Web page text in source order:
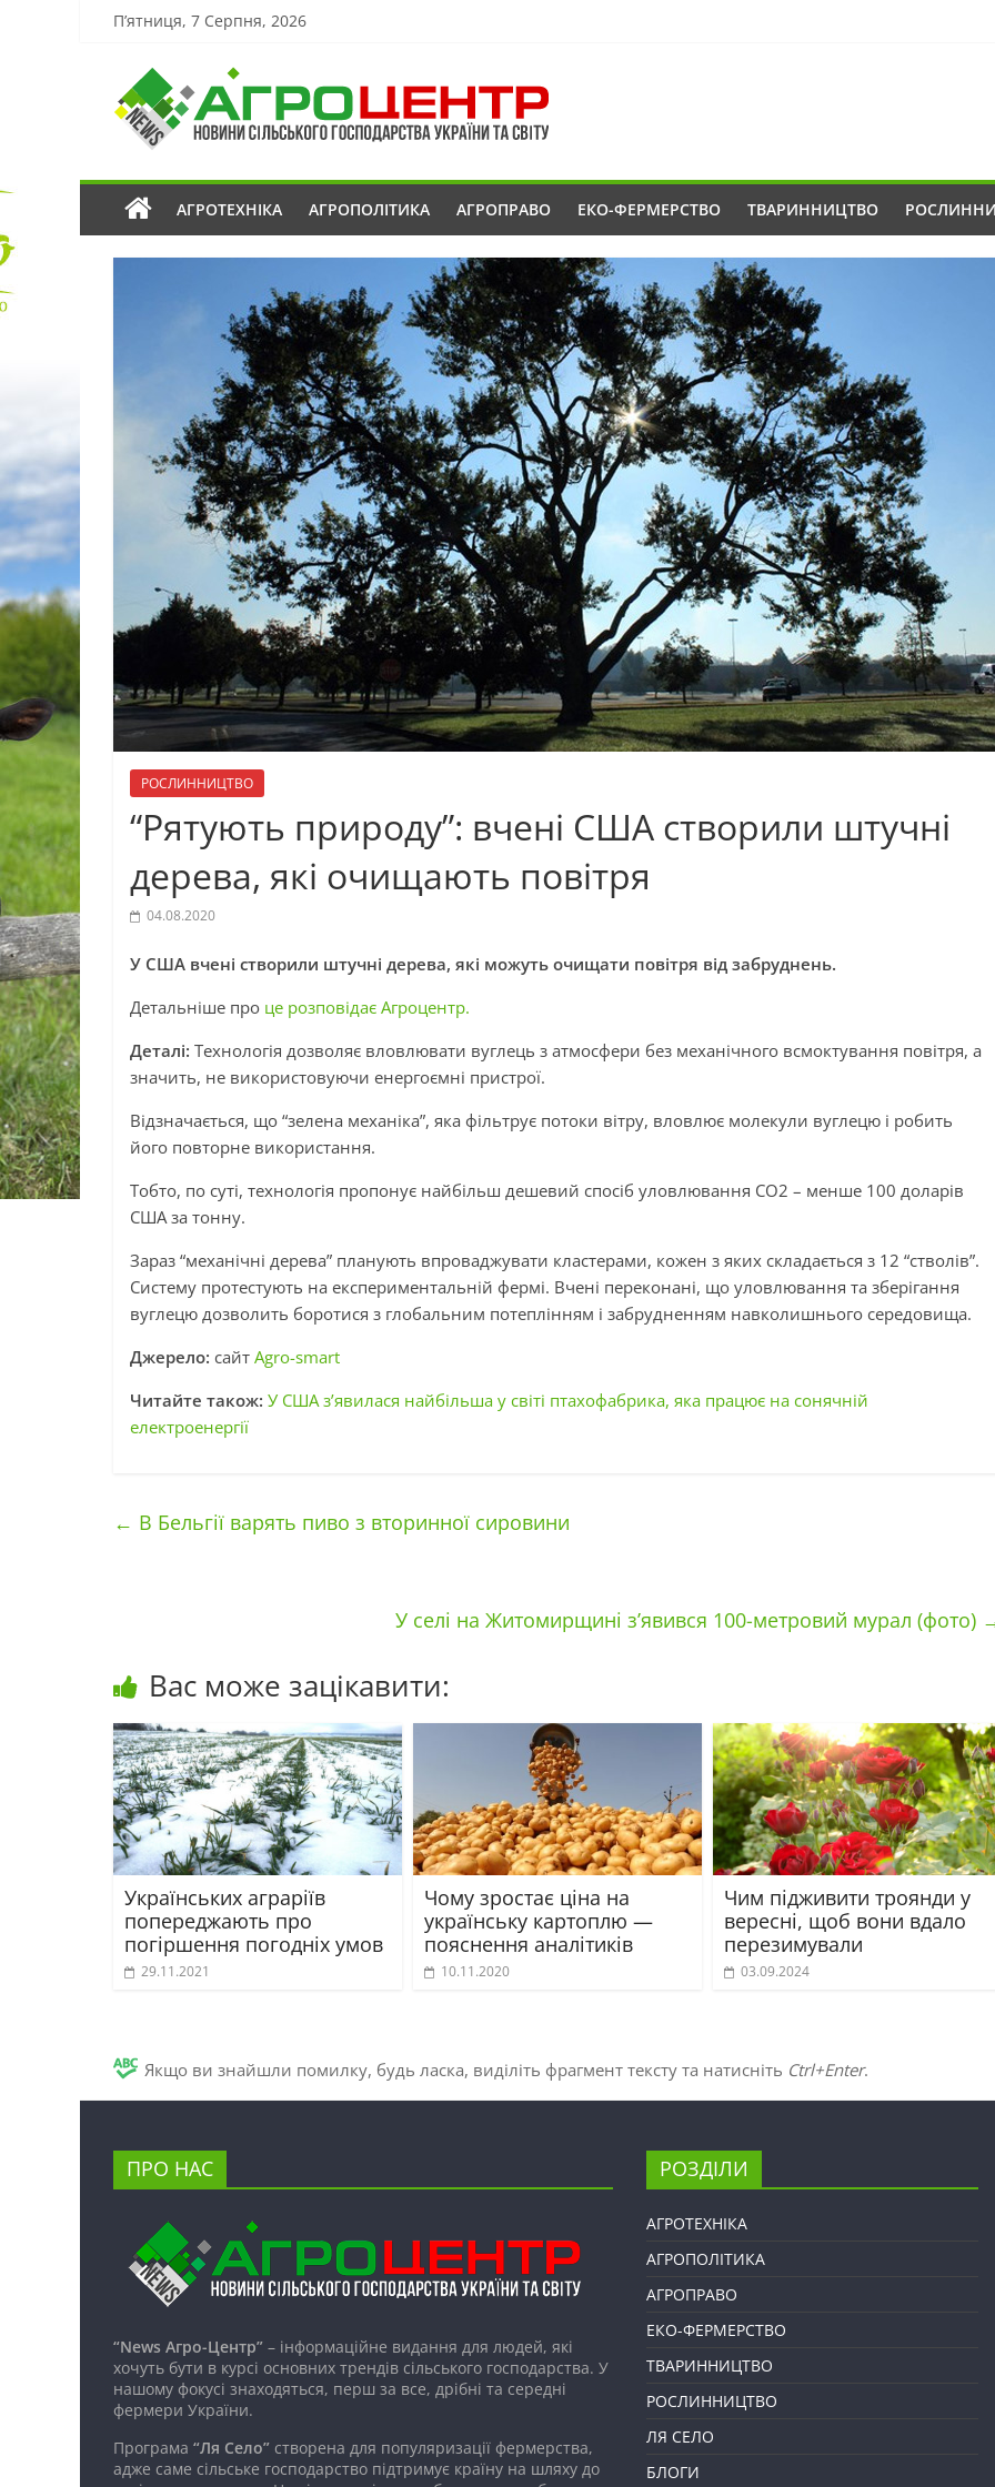
П’ятниця, 7 Серпня, 2026
АГРОТЕХНІКА АГРОПОЛІТИКА АГРОПРАВО ЕКО-ФЕРМЕРСТВО ТВАРИННИЦТВО
РОСЛИННИЦТВО
“Рятують природу”: вчені США створили штучні
дерева, які очищають повітря
04.08.2020
У США вчені створили штучні дерева, які можуть очищати повітря від забруднень.
Детальніше про це розповідає Агроцентр.
Деталі: Технологія дозволяє вловлювати вуглець з атмосфери без механічного всмоктування повітря, а
значить, не використовуючи енергоємні пристрої.
Відзначається, що “зелена механіка”, яка фільтрує потоки вітру, вловлює молекули вуглецю і робить
його повторне використання.
Тобто, по суті, технологія пропонує найбільш дешевий спосіб уловлювання CO2 – менше 100 доларів
США за тонну.
Зараз “механічні дерева” планують впроваджувати кластерами, кожен з яких складається з 12 “стволів”.
Систему протестують на експериментальній фермі. Вчені переконані, що уловлювання та зберігання
вуглецю дозволить боротися з глобальним потеплінням і забрудненням навколишнього середовища.
Джерело: сайт Agro-smart
Читайте також: У США з’явилася найбільша у світі птахофабрика, яка працює на сонячній
електроенергії
← В Бельгії варять пиво з вторинної сировини
У селі на Житомирщині з’явився 100-метровий мурал (фото)
Вас може зацікавити:
Українських аграріїв
попереджають про
погіршення погодніх умов
29.11.2021
Чому зростає ціна на
українську картоплю —
пояснення аналітиків
10.11.2020
Чим підживити троянди у
вересні, щоб вони вдало
перезимували
03.09.2024
Якщо ви знайшли помилку, будь ласка, виділіть фрагмент тексту та натисніть Ctrl+Enter.
ПРО НАС
“News Агро-Центр” – інформаційне видання для людей, які
хочуть бути в курсі основних трендів сільського господарства. У
нашому фокусі знаходяться, перш за все, дрібні та середні
фермери України.
Програма “Ля Село” створена для популяризації фермерства,
адже саме сільське господарство підтримує країну на шляху до
РОЗДІЛИ
АГРОТЕХНІКА
АГРОПОЛІТИКА
АГРОПРАВО
ЕКО-ФЕРМЕРСТВО
ТВАРИННИЦТВО
РОСЛИННИЦТВО
ЛЯ СЕЛО
БЛОГИ